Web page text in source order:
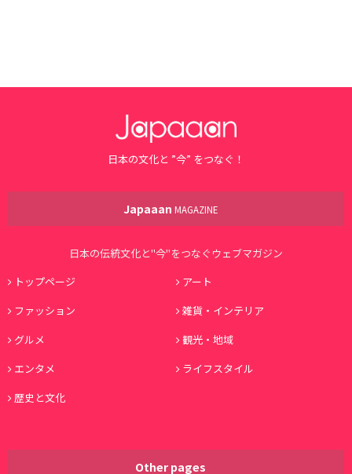
日本の文化と ”今” をつなぐ！
Japaaan MAGAZINE
日本の伝統文化と"今"をつなぐウェブマガジン
トップページ
アート
ファッション
雑貨・インテリア
グルメ
観光・地域
エンタメ
ライフスタイル
歴史と文化
Other pages